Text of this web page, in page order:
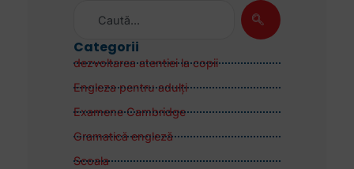
Categorii
dezvoltarea atentiei la copii
Engleza pentru adulţi
Examene Cambridge
Gramatică engleză
Scoala